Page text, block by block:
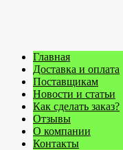
Главная
Доставка и оплата
Поставщикам
Новости и статьи
Как сделать заказ?
Отзывы
О компании
Контакты